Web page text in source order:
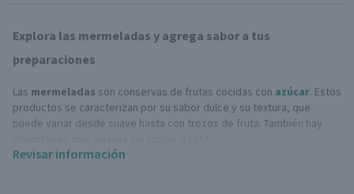
Explora las mermeladas y agrega sabor a tus
preparaciones
Las mermeladas son conservas de frutas cocidas con azúcar. Estos
productos se caracterizan por su sabor dulce y su textura, que
puede variar desde suave hasta con trozos de fruta. También hay
Revisar información